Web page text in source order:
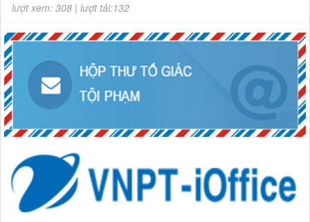
lượt xem: 308 | lượt tải:132